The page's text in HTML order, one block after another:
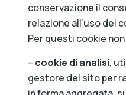
conservazione il
relazione all’uso dei
Per questi cookie
– cookie di analisi,
gestore del sito per